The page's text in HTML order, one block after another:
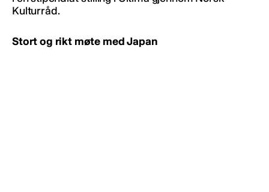
Kulturråd.
Stort og rikt møte med Japan